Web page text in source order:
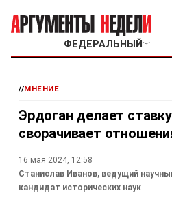
ФЕДЕРАЛЬНЫЙ ﹀
//МНЕНИЕ
Эрдоган делает
сворачивает
16 мая 2024, 12:58
Станислав Иванов, ведущий
кандидат исторических наук